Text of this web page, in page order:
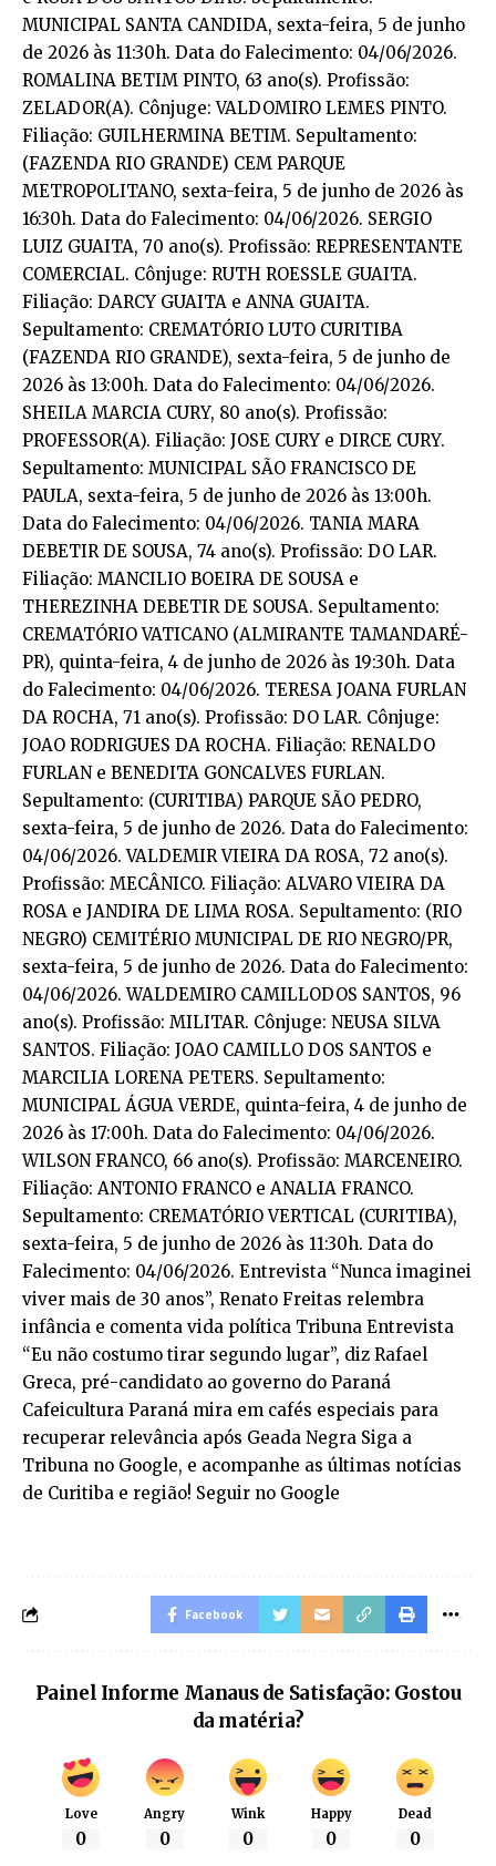
Facebook
Painel Informe Manaus de Satisfação: Gostou
da matéria?
Love
0
Angry
0
Wink
0
Happy
0
Dead
0